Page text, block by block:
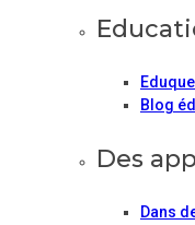
Blog
Des
Dans